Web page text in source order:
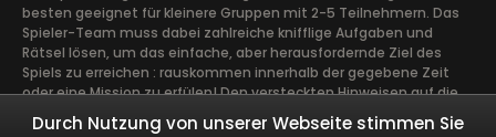
besten geeignet für kleinere Gruppen mit 2-5 Teilnehmern. Das
Spieler-Team muss dabei zahlreiche knifflige Aufgaben und
Rätsel lösen, um das einfache, aber herausfordernde Ziel des
Spiels zu erreichen : rauskommen innerhalb der gegebene Zeit
oder eine Mission zu erfülen! Den versteckten Hinweisen auf die
Spur zu kommen, erfordert volle Konzentration sowie die Ideen
und Talente aller Spieler. Ein guter Zusammenhalt im Team ist
Durch Nutzung von unserer Webseite stimmen Sie